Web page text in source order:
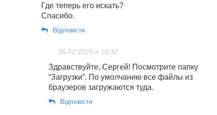
Где теперь его искать?
Спасибо.
Відповіcти
26.02.2020 о 10:32
Здравствуйте, Сергей! Посмотрите папку
“Загрузки”. По умолчанию все файлы из
браузеров загружаются туда.
Відповіcти